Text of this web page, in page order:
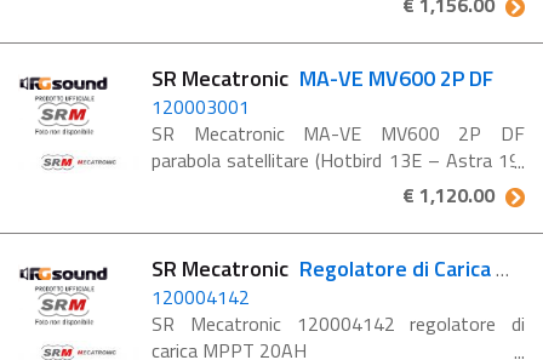
incomparabili rispetto alle normali batterie
agm esistenti ...
SR Mecatronic MA-VE MV600 2P DF
120003001
SR Mecatronic MA-VE MV600 2P DF
parabola satellitare (Hotbird 13E – Astra 19)
€ 1,120.00
SR Mecatronic Regolatore di Carica MPPT 20AH
120004142
SR Mecatronic 120004142 regolatore di
carica MPPT 20AH